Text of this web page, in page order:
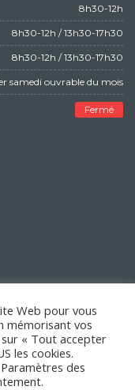
8h30-12h
8h30-12h / 13h30-17h30
8h30-12h / 13h30-17h30
samedi ouvrable du mois
Fermé
Web pour vous
mémorisant vos
« Tout accepter
les cookies.
des